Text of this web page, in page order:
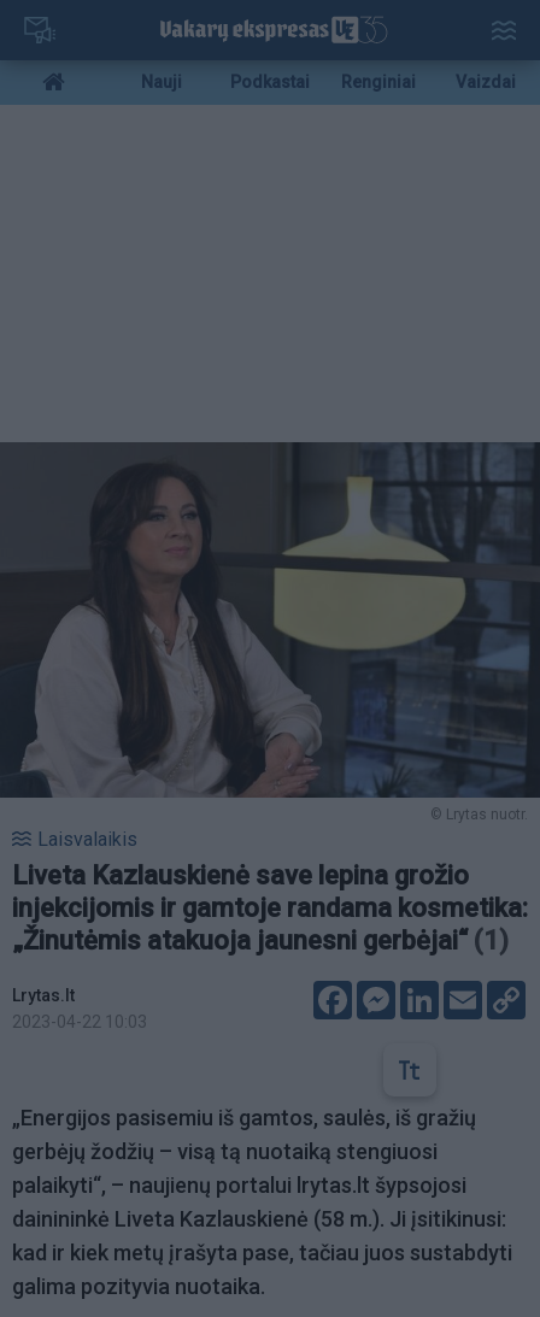
Pereiti
pagrindinį
turinį
Mobile
menu
Nauji Podkastai Renginiai Vaizdai
© Lrytas nuotr.
Laisvalaikis
Liveta Kazlauskienė save lepina grožio
injekcijomis ir gamtoje randama kosmetika:
„Žinutėmis atakuoja jaunesni gerbėjai“ (1)
Lrytas.lt
2023-04-22 10:03
FacebookMessenger
LinkedIn
Email
„Energijos pasisemiu iš gamtos, saulės, iš gražių
gerbėjų žodžių – visą tą nuotaiką stengiuosi
palaikyti“, – naujienų portalui lrytas.lt šypsojosi
dainininkė Liveta Kazlauskienė (58 m.). Ji įsitikinusi:
kad ir kiek metų įrašyta pase, tačiau juos sustabdyti
galima pozityvia nuotaika.